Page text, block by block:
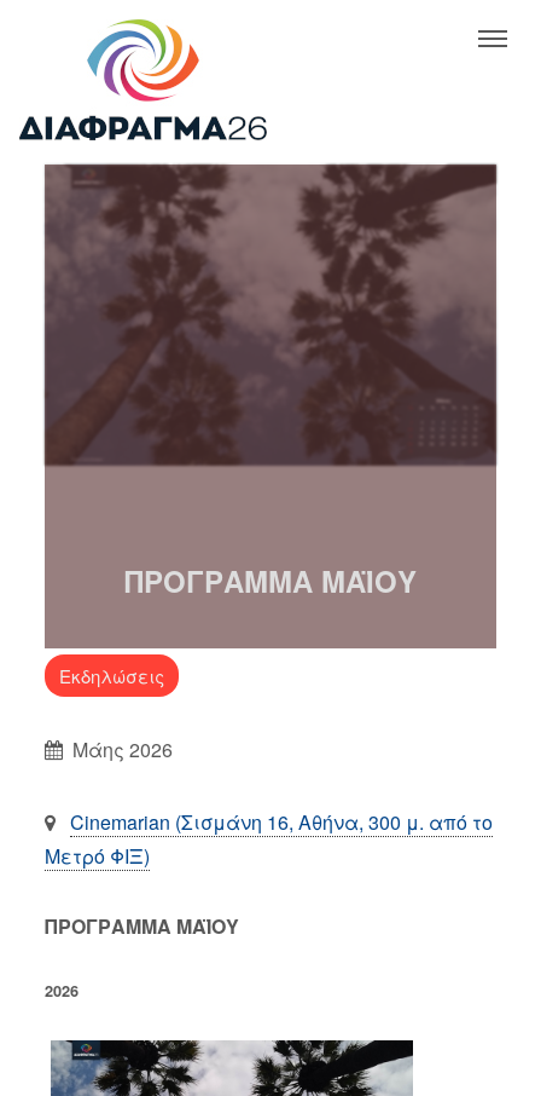
ΠΡΟΓΡΑΜΜΑ ΜΑΪΟΥ
Εκδηλώσεις
Μάης 2026
Cinemarian (Σισμάνη 16, Αθήνα, 300 μ. από το
Μετρό ΦΙΞ)
ΠΡΟΓΡΑΜΜΑ ΜΑΪΟΥ
2026